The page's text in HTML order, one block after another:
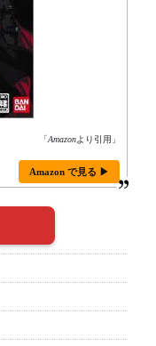
「Amazonより引用」
Amazon で見る ▶